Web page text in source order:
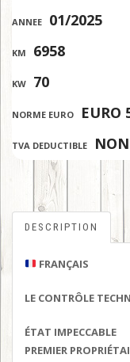
ANNEE 01/2025
KM 6958
KW 70
NORME EURO EURO
TVA DEDUCTIBLE NON
DESCRIPTION
FRANÇAIS
LE CONTRÔLE
ÉTAT IMPECCABLE
PREMIER